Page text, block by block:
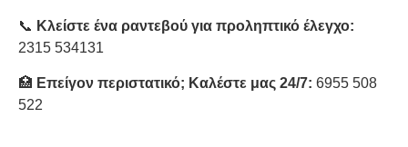
📞 Κλείστε ένα ραντεβού για προληπτικό έλεγχο:
2315 534131
🏥 Επείγον περιστατικό; Καλέστε μας 24/7: 6955 508
522